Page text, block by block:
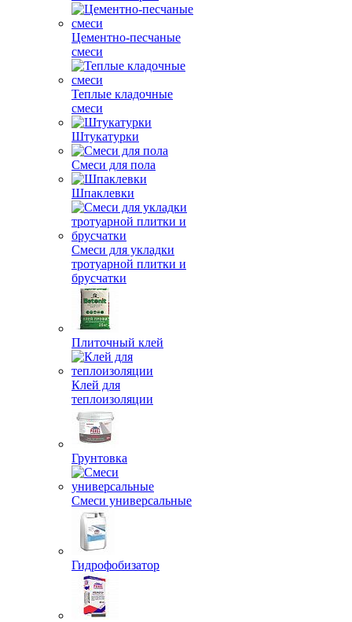
Цементно-песчаные
смеси
Теплые кладочные
смеси
Штукатурки
Смеси для пола
Шпаклевки
Смеси для укладки
тротуарной плитки и
брусчатки
Плиточный клей
Клей для
теплоизоляции
Грунтовка
Смеси универсальные
Гидрофобизатор